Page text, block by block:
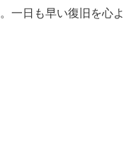
一日も早い復旧を心よ